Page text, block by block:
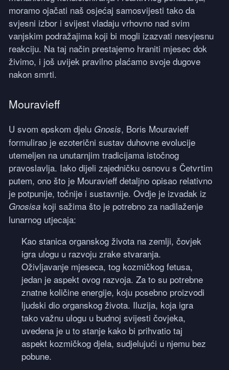
moramo ojačati naš osjećaj samosvijesti tako da
svjesni izbor i svijest vladaju vrhovno nad svim
vanjskim podražajima koji bi mogli izazvati nesvjesnu
reakciju. Na taj način prestajemo hraniti mjesec dok
živimo, i još uvijek pravilno plaćamo svoje dugove
nakon smrti.
Mouravieff
U svom epskom djelu Gnosis, Boris Mouravieff
formulirao je ezoterični sustav duhovne evolucije
utemeljen na unutarnjim tradicijama istočnog
pravoslavlja. Iako dijeli zajedničku osnovu s Četvrtim
putem, ono što je Mouravieff detaljno opisao relativno
je potpunije, točnije i sustavnije. Ovdje je izvadak iz
Gnosisa koji sažima što je potrebno za nadilaženje
lunarnog utjecaja:
Kao stanica organskog života na zemlji, čovjek
igra ulogu u razvoju zrake stvaranja.
Oživljavanje mjeseca, tog kozmičkog fetusa,
jedan je aspekt ovog razvoja. Za to su potrebne
znatne količine energije, koju posebno proizvodi
ljudski dio organskog života. Iluzija, koja igra
tako važnu ulogu u budnoj svijesti čovjeka,
uvedena je u to stanje kako bi prihvatio taj
aspekt kozmičkog djela, sudjelujući u njemu bez
pobune.